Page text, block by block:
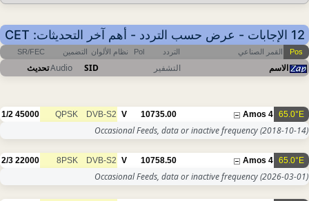
12 الإجابات - عرض حسب التردد - أهم آخر التحديثات: CET
Pos القمر الصناعي التردد Pol نظام الألوان التضمين SR/FEC
الاسم التشفير SID
Audioتحديث
65.0°E
Amos 4
10735.00
V
DVB-S2
QPSK
45000
1/2
Occasional Feeds, data or inactive frequency(2018-10-14)
65.0°E
Amos 4
10758.50
V
DVB-S2
8PSK
22000
2/3
Occasional Feeds, data or inactive frequency(2026-03-01)